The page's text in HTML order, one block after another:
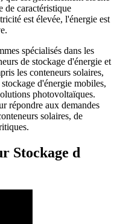
de caractéristique
est élevée, l'énergie est
spécialisés dans les
de stockage d'énergie et
les conteneurs solaires,
d'énergie mobiles,
photovoltaïques.
répondre aux demandes
solaires, de
Stockage d